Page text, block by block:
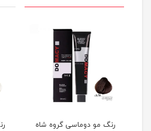
رنگ مو دوماسی گروه شاه